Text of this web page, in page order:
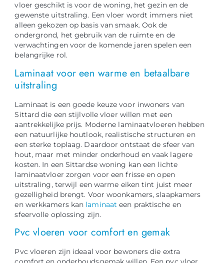
vloer geschikt is voor de woning, het gezin en de
gewenste uitstraling. Een vloer wordt immers niet
alleen gekozen op basis van smaak. Ook de
ondergrond, het gebruik van de ruimte en de
verwachtingen voor de komende jaren spelen een
belangrijke rol.
Laminaat voor een warme en betaalbare
uitstraling
Laminaat is een goede keuze voor inwoners van
Sittard die een stijlvolle vloer willen met een
aantrekkelijke prijs. Moderne laminaatvloeren hebben
een natuurlijke houtlook, realistische structuren en
een sterke toplaag. Daardoor ontstaat de sfeer van
hout, maar met minder onderhoud en vaak lagere
kosten. In een Sittardse woning kan een lichte
laminaatvloer zorgen voor een frisse en open
uitstraling, terwijl een warme eiken tint juist meer
gezelligheid brengt. Voor woonkamers, slaapkamers
en werkkamers kan laminaat een praktische en
sfeervolle oplossing zijn.
Pvc vloeren voor comfort en gemak
Pvc vloeren zijn ideaal voor bewoners die extra